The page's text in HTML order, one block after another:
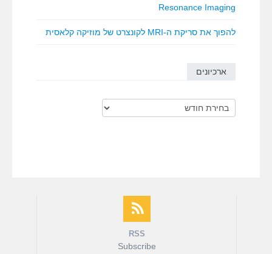
Resonance Imaging
להפוך את סריקת ה-MRI לקונצרט של מוזיקה קלאסית
ארכיונים
ארכיונים
RSS
Subscribe